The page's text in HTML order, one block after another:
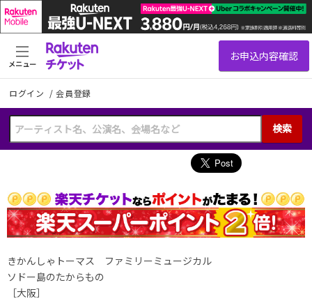
ログイン /会員登録
検索
メニュー
きかんしゃトーマス ファミリーミュージカル
ソドー島のたからもの
［大阪］